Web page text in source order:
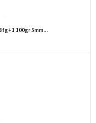
100gr 5mm...